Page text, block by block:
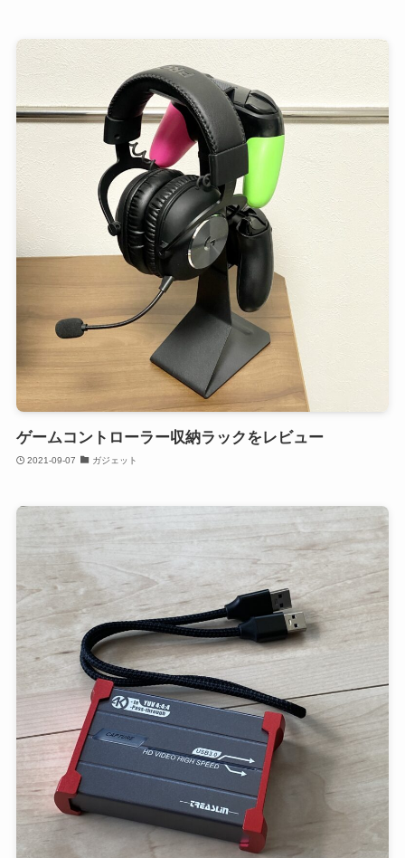
ゲームコントローラー収納ラックをレビュー
2021-09-07 ガジェット